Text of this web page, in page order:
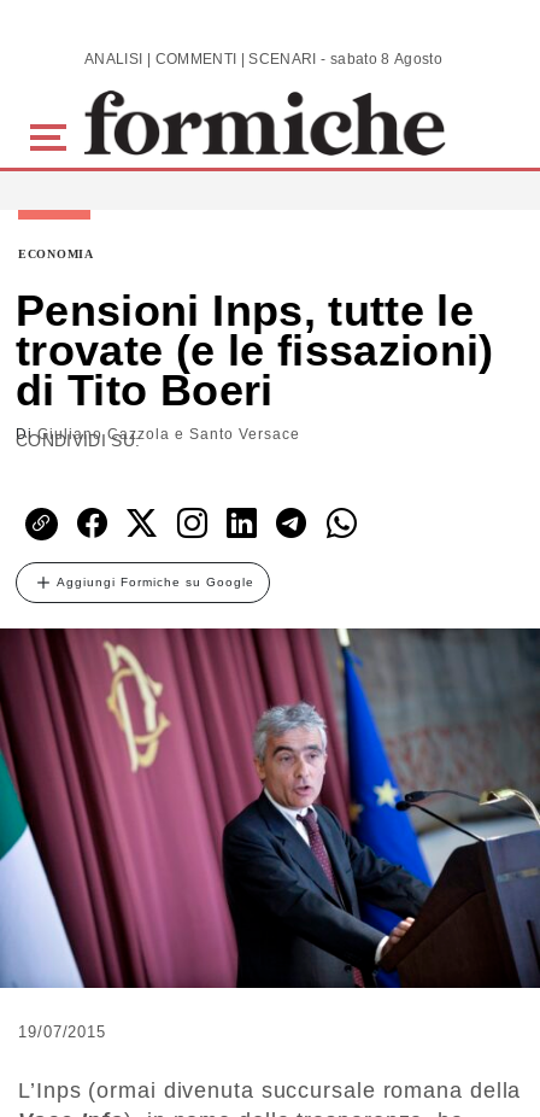
Skip to main content ANALISI | COMMENTI | SCENARI - sabato 8 Agosto 2026
ECONOMIA
Pensioni Inps, tutte le
trovate (e le fissazioni)
di Tito Boeri
DiGiuliano Cazzola e Santo Versace
CONDIVIDI SU:
Aggiungi Formiche su Google
19/07/2015
L’Inps (ormai divenuta succursale romana della